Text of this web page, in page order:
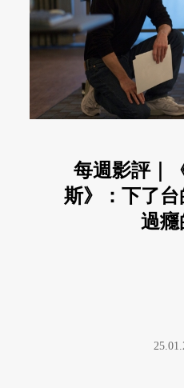
每週影評｜
斯》：下了
過癮